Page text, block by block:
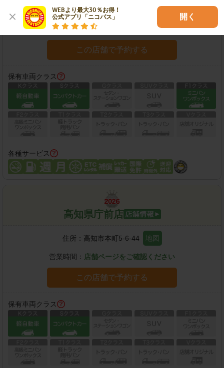
WEBより最大30％お得！
公式アプリ「ニコパス」
開く
住所：高知市鴨部2016-19 地図
営業時間：
この店舗で予約する
保有車両クラス
各種サービス
高知県庁前店
住所： 高知市本町5-6-44 地図
営業時間： 店舗ページをご確認ください
この店舗で予約する
保有車両クラス